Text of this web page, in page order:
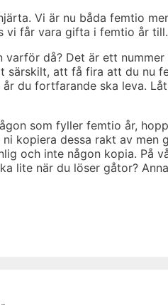
Vi är nu båda femtio
vi får vara gifta i femtio år till.
då? Det är ett nummer
särskilt, att få fira att du nu
du fortfarande ska leva.
som fyller femtio år,
kopiera dessa rakt av men
och inte någon kopia. På
lite när du löser gåtor?